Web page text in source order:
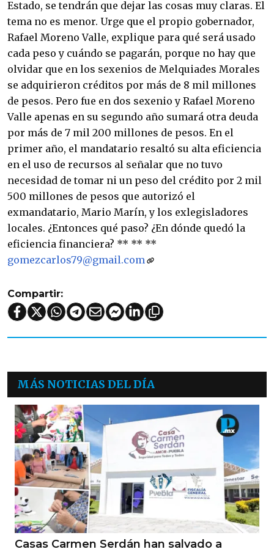
Estado, se tendrán que dejar las cosas muy claras. El
tema no es menor. Urge que el propio gobernador,
Rafael Moreno Valle, explique para qué será usado
cada peso y cuándo se pagarán, porque no hay que
olvidar que en los sexenios de Melquiades Morales
se adquirieron créditos por más de 8 mil millones
de pesos. Pero fue en dos sexenio y Rafael Moreno
Valle apenas en su segundo año sumará otra deuda
por más de 7 mil 200 millones de pesos. En el
primer año, el mandatario resaltó su alta eficiencia
en el uso de recursos al señalar que no tuvo
necesidad de tomar ni un peso del crédito por 2 mil
500 millones de pesos que autorizó el
exmandatario, Mario Marín, y los exlegisladores
locales. ¿Entonces qué paso? ¿En dónde quedó la
eficiencia financiera? ** ** **
gomezcarlos79@gmail.com
Compartir:
MÁS NOTICIAS DEL DÍA
Casas Carmen Serdán han salvado a